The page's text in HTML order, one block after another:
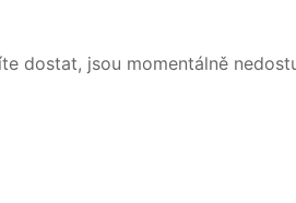
dostat, jsou momentálně